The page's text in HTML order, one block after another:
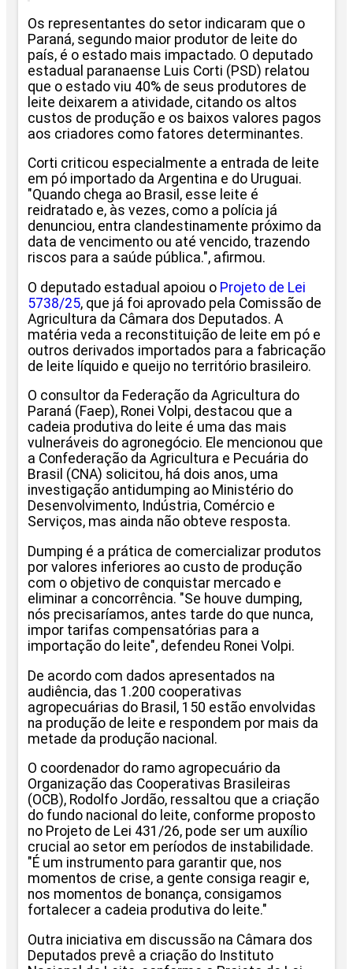
Os representantes do setor indicaram que o
Paraná, segundo maior produtor de leite do
país, é o estado mais impactado. O deputado
estadual paranaense Luis Corti (PSD) relatou
que o estado viu 40% de seus produtores de
leite deixarem a atividade, citando os altos
custos de produção e os baixos valores pagos
aos criadores como fatores determinantes.
Corti criticou especialmente a entrada de leite
em pó importado da Argentina e do Uruguai.
"Quando chega ao Brasil, esse leite é
reidratado e, às vezes, como a polícia já
denunciou, entra clandestinamente próximo da
data de vencimento ou até vencido, trazendo
riscos para a saúde pública.", afirmou.
O deputado estadual apoiou o Projeto de Lei
5738/25, que já foi aprovado pela Comissão de
Agricultura da Câmara dos Deputados. A
matéria veda a reconstituição de leite em pó e
outros derivados importados para a fabricação
de leite líquido e queijo no território brasileiro.
O consultor da Federação da Agricultura do
Paraná (Faep), Ronei Volpi, destacou que a
cadeia produtiva do leite é uma das mais
vulneráveis do agronegócio. Ele mencionou que
a Confederação da Agricultura e Pecuária do
Brasil (CNA) solicitou, há dois anos, uma
investigação antidumping ao Ministério do
Desenvolvimento, Indústria, Comércio e
Serviços, mas ainda não obteve resposta.
Dumping é a prática de comercializar produtos
por valores inferiores ao custo de produção
com o objetivo de conquistar mercado e
eliminar a concorrência. "Se houve dumping,
nós precisaríamos, antes tarde do que nunca,
impor tarifas compensatórias para a
importação do leite", defendeu Ronei Volpi.
De acordo com dados apresentados na
audiência, das 1.200 cooperativas
agropecuárias do Brasil, 150 estão envolvidas
na produção de leite e respondem por mais da
metade da produção nacional.
O coordenador do ramo agropecuário da
Organização das Cooperativas Brasileiras
(OCB), Rodolfo Jordão, ressaltou que a criação
do fundo nacional do leite, conforme proposto
no Projeto de Lei 431/26, pode ser um auxílio
crucial ao setor em períodos de instabilidade.
"É um instrumento para garantir que, nos
momentos de crise, a gente consiga reagir e,
nos momentos de bonança, consigamos
fortalecer a cadeia produtiva do leite."
Outra iniciativa em discussão na Câmara dos
Deputados prevê a criação do Instituto